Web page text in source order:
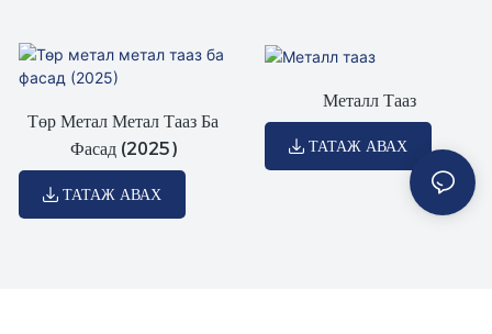
Төр Метал Метал Тааз Ба
Фасад (2025)
ТАТАЖ АВАХ
Металл Тааз
ТАТАЖ АВАХ